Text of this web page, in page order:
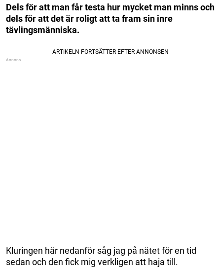
Dels för att man får testa hur mycket man minns och
dels för att det är roligt att ta fram sin inre
tävlingsmänniska.
Kluringen här nedanför såg jag på nätet för en tid
sedan och den fick mig verkligen att haja till.